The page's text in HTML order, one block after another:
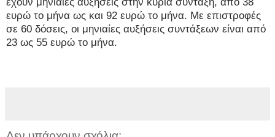
ευρώ το μήνα ως και 92 ευρώ το μήνα. Με επιστροφές
σε 60 δόσεις, οι μηνιαίες αυξήσεις συντάξεων είναι από
23 ως 55 ευρώ το μήνα.